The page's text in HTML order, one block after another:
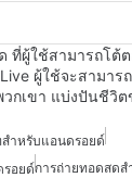
ที่ผู้ใช้สามารถโต้
ผู้ใช้จะสามาร
กเขา แบ่งปันชีวิ
ำหรับแอนดรอยด์
อยด์การถ่ายทอดสด